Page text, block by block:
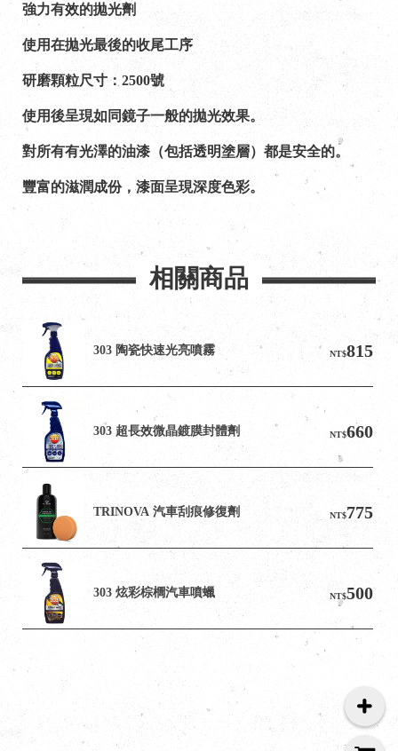
強力有效的拋光劑
使用在拋光最後的收尾工序
研磨顆粒尺寸：2500號
使用後呈現如同鏡子一般的拋光效果。
對所有有光澤的油漆（包括透明塗層）都是安全的。
豐富的滋潤成份，漆面呈現深度色彩。
相關商品
NT$815
303 陶瓷快速光亮噴霧
NT$660
303 超長效微晶鍍膜封體劑
NT$775
TRINOVA 汽車刮痕修復劑
NT$500
303 炫彩棕櫚汽車噴蠟